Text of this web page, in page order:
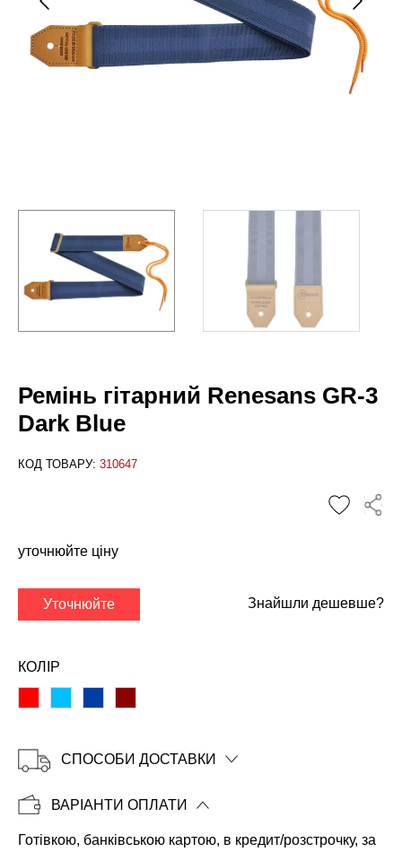
Ремінь гітарний Renesans GR-3
Dark Blue
КОД ТОВАРУ: 310647
✕
Копіювати
уточнюйте ціну
Уточнюйте Знайшли дешевше?
КОЛІР
СПОСОБИ ДОСТАВКИ
ВАРІАНТИ ОПЛАТИ
Готівкою, банківською картою, в кредит/розстрочку, за